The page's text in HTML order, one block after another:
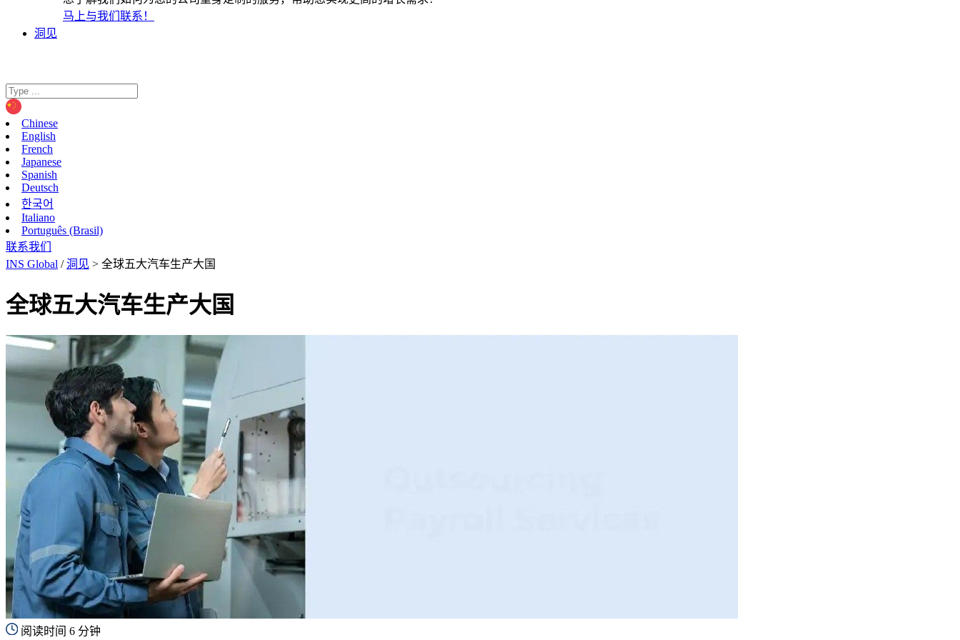
马上与我们联系！
洞见
Chinese
English
French
Japanese
Spanish
Deutsch
한국어
Italiano
Português (Brasil)
联系我们
INS Global /洞见 > 全球五大汽车生产大国
全球五大汽车生产大国
阅读时间 6 分钟